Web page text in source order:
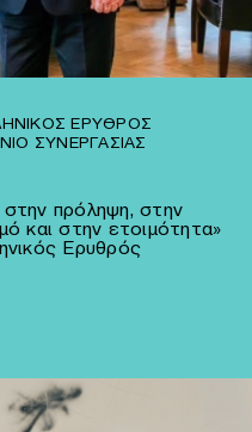
ΕΡΥΘΡΌΣ
ΣΥΝΕΡΓΑΣΊΑΣ
πρόληψη, στην
και στην ετοιμότητα»
Ερυθρός